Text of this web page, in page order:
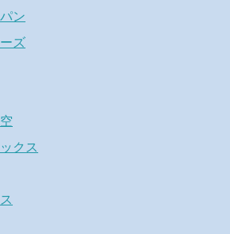
ン
ズ
クス